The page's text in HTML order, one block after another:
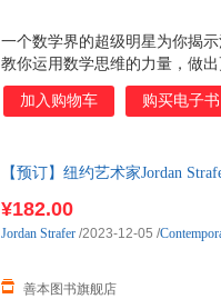
一个数学界的超级明星为你揭
教你运用数学思维的力量，做
用数学方法分析和解决了很多
思维思考问题的技能。 《纽约
一家精致的餐厅里授课，任何
犯罪学再到《贝多芬第九交响
经济学家、股票经纪人、数学
加入购物车 购买电子书
【预订】纽约艺术家Jordan
¥182.00
善本图书旗舰店
Jordan Strafer /2023-12-05 /